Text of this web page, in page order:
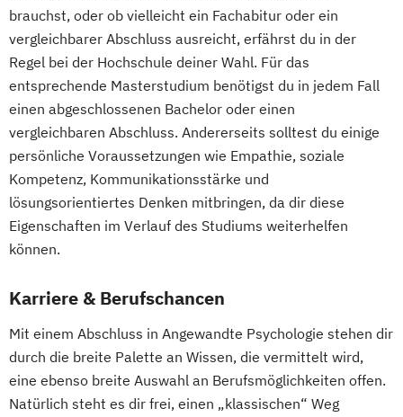
brauchst, oder ob vielleicht ein Fachabitur oder ein
vergleichbarer Abschluss ausreicht, erfährst du in der
Regel bei der Hochschule deiner Wahl. Für das
entsprechende Masterstudium benötigst du in jedem Fall
einen abgeschlossenen Bachelor oder einen
vergleichbaren Abschluss. Andererseits solltest du einige
persönliche Voraussetzungen wie Empathie, soziale
Kompetenz, Kommunikationsstärke und
lösungsorientiertes Denken mitbringen, da dir diese
Eigenschaften im Verlauf des Studiums weiterhelfen
können.
Karriere & Berufschancen
Mit einem Abschluss in Angewandte Psychologie stehen dir
durch die breite Palette an Wissen, die vermittelt wird,
eine ebenso breite Auswahl an Berufsmöglichkeiten offen.
Natürlich steht es dir frei, einen „klassischen“ Weg